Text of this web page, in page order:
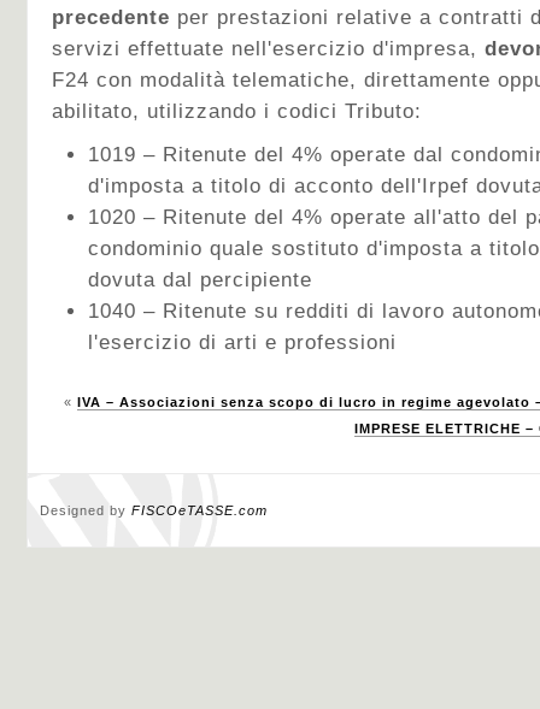
precedente per prestazioni relative a contratti
servizi effettuate nell'esercizio d'impresa,
F24 con modalità telematiche, direttamente
abilitato, utilizzando i codici Tributo:
1019 – Ritenute del 4% operate dal
d'imposta a titolo di acconto dell'Irpef
1020 – Ritenute del 4% operate all'atto del
condominio quale sostituto d'imposta a
dovuta dal percipiente
1040 – Ritenute su redditi di lavoro
l'esercizio di arti e professioni
« IVA – Associazioni senza scopo di lucro in regime
IMPRESE ELETTRICHE
Designed by FISCOeTASSE.com